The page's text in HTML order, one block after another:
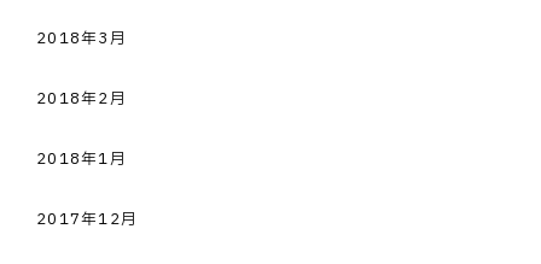
2018年3月
2018年2月
2018年1月
2017年12月